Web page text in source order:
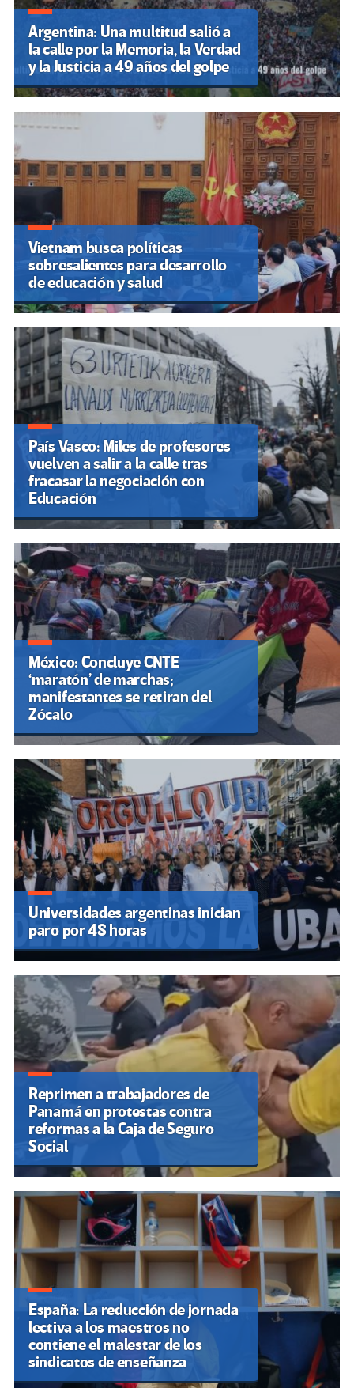
Argentina: Una multitud salió a
la calle por la Memoria, la Verdad
y la Justicia a 49 años del golpe
Vietnam busca políticas
sobresalientes para desarrollo
de educación y salud
País Vasco: Miles de profesores
vuelven a salir a la calle tras
fracasar la negociación con
Educación
México: Concluye CNTE
‘maratón’ de marchas;
manifestantes se retiran del
Zócalo
Universidades argentinas inician
paro por 48 horas
Reprimen a trabajadores de
Panamá en protestas contra
reformas a la Caja de Seguro
Social
España: La reducción de jornada
lectiva a los maestros no
contiene el malestar de los
sindicatos de enseñanza